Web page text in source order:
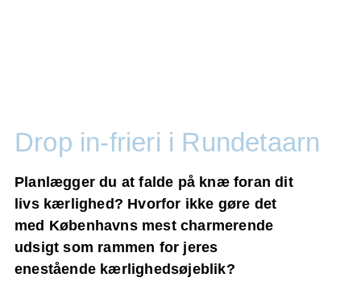
Drop in-frieri i Rundetaarn
Planlægger du at falde på knæ foran dit
livs kærlighed? Hvorfor ikke gøre det
med Københavns mest charmerende
udsigt som rammen for jeres
enestående kærlighedsøjeblik?